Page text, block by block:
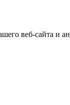
веб-сайта и